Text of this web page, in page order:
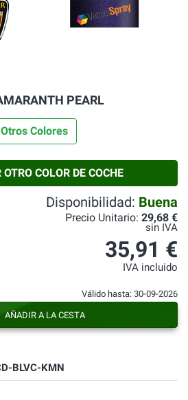
PEARL
Otros Colores
OTRO COLOR DE COCHE
BLVC-KMN
Disponibilidad: Buena
Precio Unitario: 29,68 €
sin IVA
35,91 €
IVA incluido
Válido hasta: 30-09-2026
AÑADIR A LA CESTA